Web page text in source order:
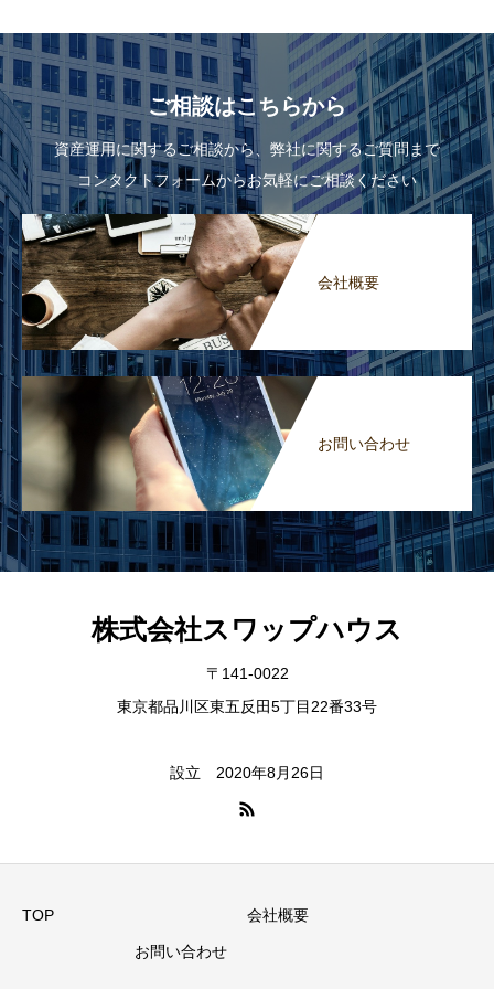
ご相談はこちらから
資産運用に関するご相談から、弊社に関するご質問まで
コンタクトフォームからお気軽にご相談ください
会社概要
お問い合わせ
株式会社スワップハウス
〒141-0022
東京都品川区東五反田5丁目22番33号
設立 2020年8月26日
TOP 会社概要
お問い合わせ